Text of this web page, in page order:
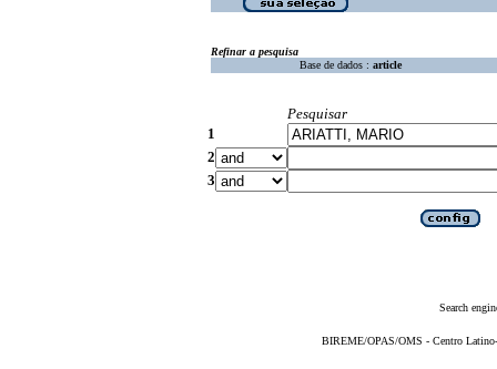
Refinar a pesquisa
Base de dados : article
Pesquisar
1
2
3
Search
BIREME/OPAS/OMS - Centro Latino-